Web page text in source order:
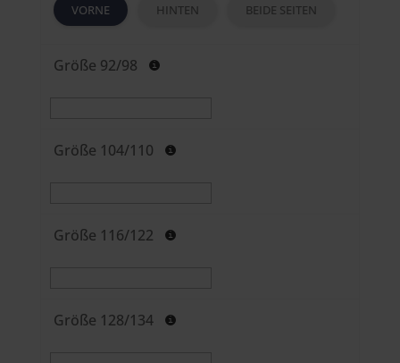
VORNE HINTEN BEIDE SEITEN
Größe 92/98
Größe 104/110
Größe 116/122
Größe 128/134